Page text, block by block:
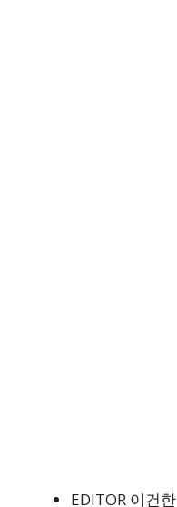
EDITOR 이건한